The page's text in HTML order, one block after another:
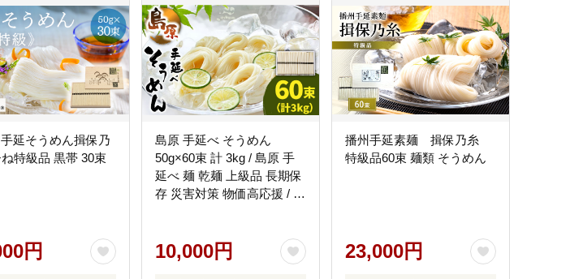
延そうめん揖保乃
特級品 黒帯 30束
円
島原 手延べ そうめん
50g×60束 計 3kg / 島原 手
延べ 麺 乾麺 上級品 長期保
存 災害対策 物価高応援 / 南
10,000円
播州手延素麺 揖保乃糸
特級品60束 麺類 そうめん
23,000円